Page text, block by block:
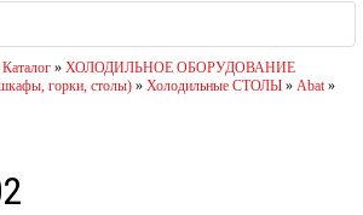
Каталог » ХОЛОДИЛЬНОЕ ОБОРУДОВАНИЕ
горки, столы) » Холодильные СТОЛЫ » Abat»